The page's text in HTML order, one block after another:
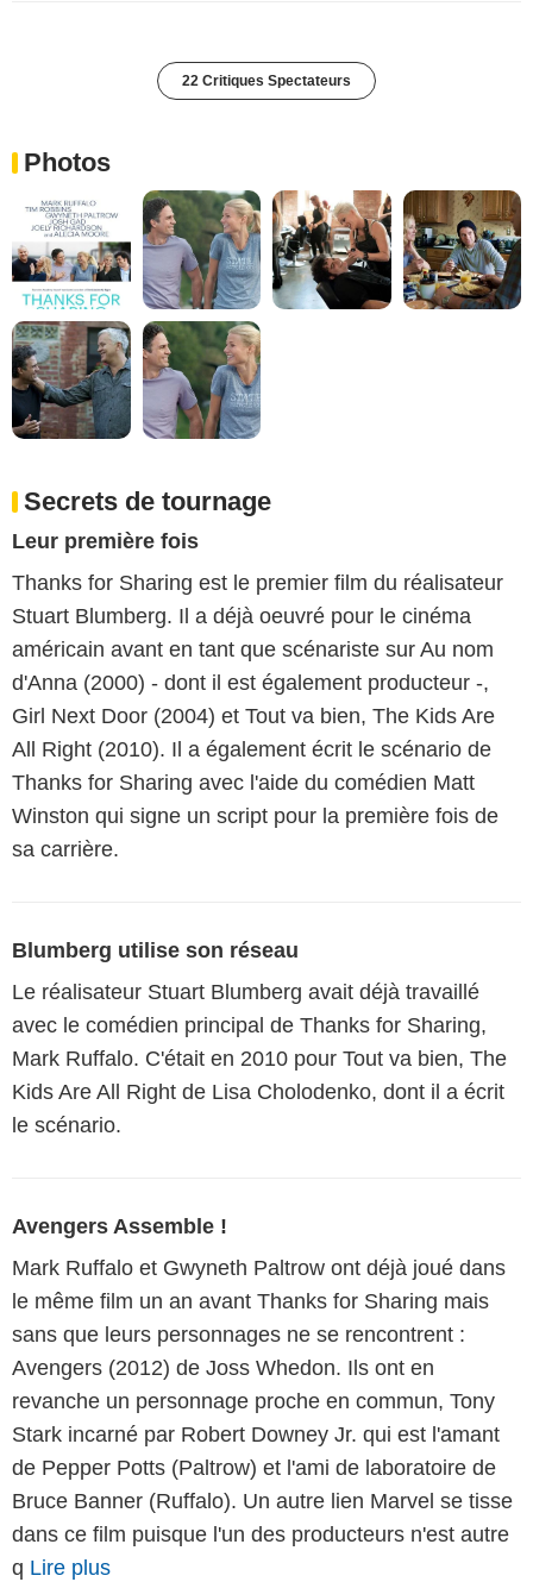
22 Critiques Spectateurs
Photos
Secrets de tournage
Leur première fois
Thanks for Sharing est le premier film du réalisateur
Stuart Blumberg. Il a déjà oeuvré pour le cinéma
américain avant en tant que scénariste sur Au nom
d'Anna (2000) - dont il est également producteur -,
Girl Next Door (2004) et Tout va bien, The Kids Are
All Right (2010). Il a également écrit le scénario de
Thanks for Sharing avec l'aide du comédien Matt
Winston qui signe un script pour la première fois de
sa carrière.
Blumberg utilise son réseau
Le réalisateur Stuart Blumberg avait déjà travaillé
avec le comédien principal de Thanks for Sharing,
Mark Ruffalo. C'était en 2010 pour Tout va bien, The
Kids Are All Right de Lisa Cholodenko, dont il a écrit
le scénario.
Avengers Assemble !
Mark Ruffalo et Gwyneth Paltrow ont déjà joué dans
le même film un an avant Thanks for Sharing mais
sans que leurs personnages ne se rencontrent :
Avengers (2012) de Joss Whedon. Ils ont en
revanche un personnage proche en commun, Tony
Stark incarné par Robert Downey Jr. qui est l'amant
de Pepper Potts (Paltrow) et l'ami de laboratoire de
Bruce Banner (Ruffalo). Un autre lien Marvel se tisse
dans ce film puisque l'un des producteurs n'est autre
q Lire plus